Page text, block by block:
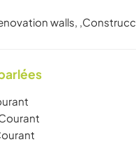
walls,